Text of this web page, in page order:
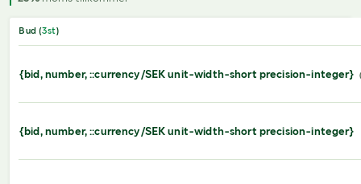
Bud (3st)
{bid, number, ::currency/SEK unit-width-short precision-integer}
{bid, number, ::currency/SEK unit-width-short precision-integer}